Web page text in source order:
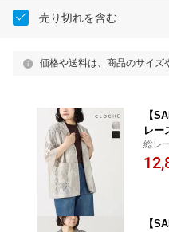
売り切れを含む
価格や送料は、商品のサイズ
【
レー
アウ
二の
総レ
ゾー
【